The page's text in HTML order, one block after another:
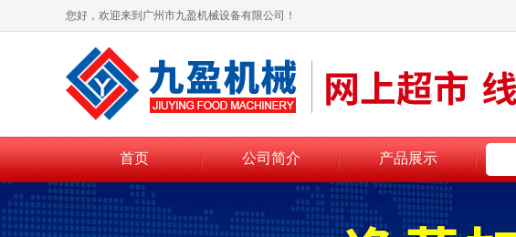
您好，欢迎来到广州市九盈机械设备有限公司！
首页 公司简介 产品展示